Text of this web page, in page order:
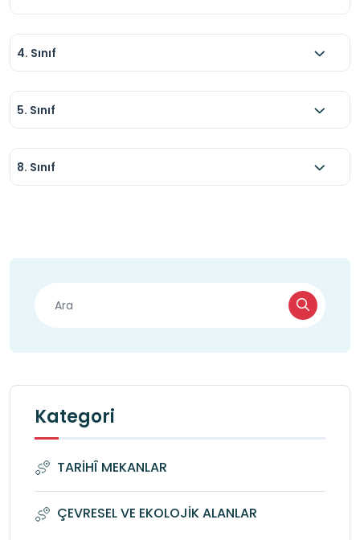
4. Sınıf
5. Sınıf
8. Sınıf
Kategori
TARİHÎ MEKANLAR
ÇEVRESEL VE EKOLOJİK ALANLAR